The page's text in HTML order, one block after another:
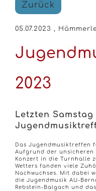
Zurück
05.07.2023 ,
2023
Letzten
Das Jugendmusiktreffen
Aufgrund der unsicheren
Konzert in die Turnhalle
Wetters fanden viele
Nachwuchses. Mit dabei
die Jugendmusik AU-
Rebstein-Balgach und